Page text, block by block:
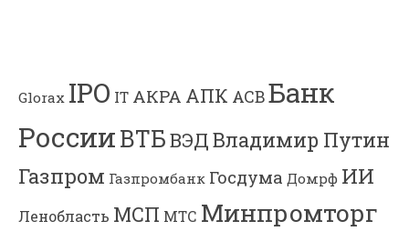
Glorax IPO IT АКРА АПК АСВБанк
РоссииВТБВЭДВладимир Путин
Газпром Газпромбанк Госдума Домрф ИИ
Ленобласть МСП МТС Минпромторг